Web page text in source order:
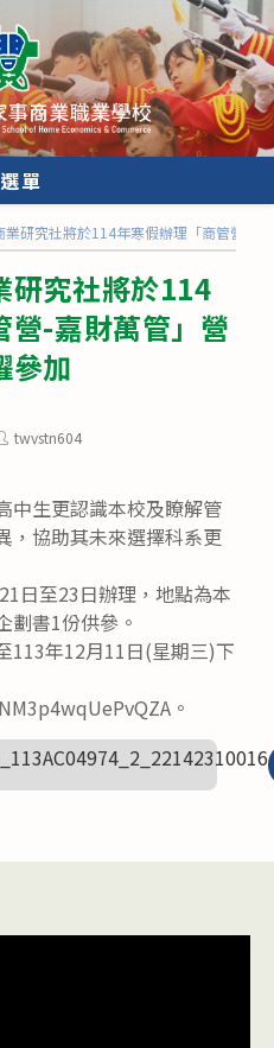
選單
業研究社將於114年寒假辦理「商管營-嘉
研究社將於114
營-嘉財萬管」營
參加
twvstn604
中生更認識本校及瞭解管
，協助其未來選擇科系更
日至23日辦理，地點為本
劃書1份供參。
113年12月11日(星期三)下
。